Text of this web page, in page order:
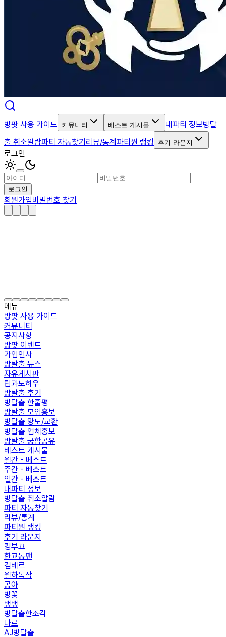
방팟 사용 가이드 커뮤니티 베스트 게시물 내파티 정보방탈
출 취소알람파티 자동찾기리뷰/통계파티원 랭킹 후기 라운지
로그인
로그인
회원가입비밀번호 찾기
메뉴
방팟 사용 가이드
커뮤니티
공지사항
방팟 이벤트
가입인사
방탈출 뉴스
자유게시판
팁과노하우
방탈출 후기
방탈출 한줄평
방탈출 모임홍보
방탈출 양도/교환
방탈출 업체홍보
방탈출 궁합공유
베스트 게시물
월간 - 베스트
주간 - 베스트
일간 - 베스트
내파티 정보
방탈출 취소알람
파티 자동찾기
리뷰/통계
파티원 랭킹
후기 라운지
킹부끄
한교동팬
김베르
월하독작
공아
방꽃
뱅뱅
방탈출한조각
나르
AJ방탈출